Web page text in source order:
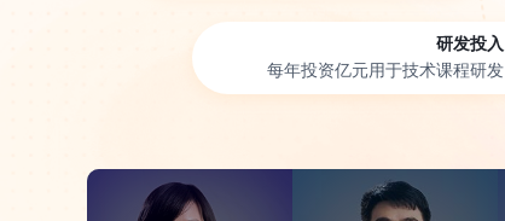
研发投入
每年投资亿元用于技术课程研发